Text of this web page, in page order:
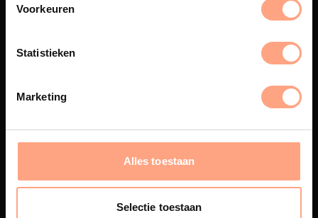
Voorkeuren
Statistieken
Marketing
Alles toestaan
Selectie toestaan
De meubelen worden in onze
componenten lak.
ontzorging van eerste schets tot